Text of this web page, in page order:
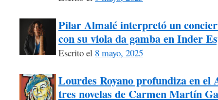
Pilar Almalé interpretó un
con su viola da gamba en Inder
Escrito el 8 mayo, 2025
Lourdes Royano profundiza en el
tres novelas de Carmen Martín